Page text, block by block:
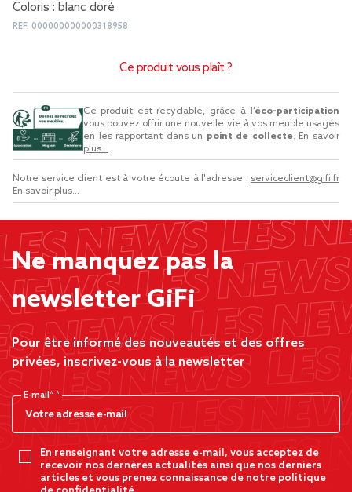
Coloris : blanc doré
REF. 000000000000318958
Ce produit vous plaît ?
Ce produit est recyclable, grâce à
l’éco-participation
vous pouvez offrir une nouvelle vie à vos meuble usagés
en les rapportant dans un point de collecte. En savoir
plus....
Notre service client est à votre écoute à l'adresse : serviceclient@gifi.fr
En savoir plus...
Ne manquez pas la
newsletter GiFi
Pour être informé des nouveautés et des offres
privées, inscrivez-vous à la newsletter
E-mail*
En renseignant votre adresse e-mail, vous acceptez de
recevoir nos dernères actualités ainsi que nos derniers
articles et vous prenez connaissance de notre politique